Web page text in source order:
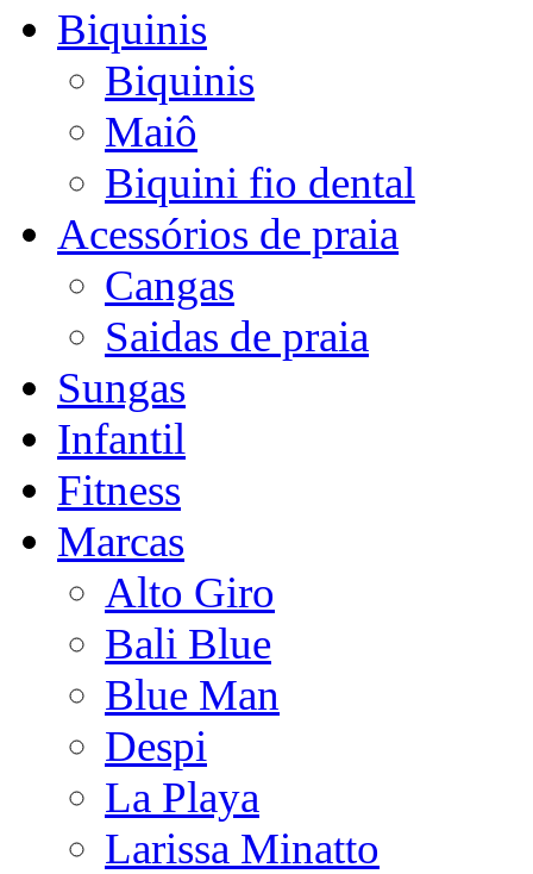
Biquinis
Biquinis
Maiô
Biquini fio dental
Acessórios de praia
Cangas
Saidas de praia
Sungas
Infantil
Fitness
Marcas
Alto Giro
Bali Blue
Blue Man
Despi
La Playa
Larissa Minatto